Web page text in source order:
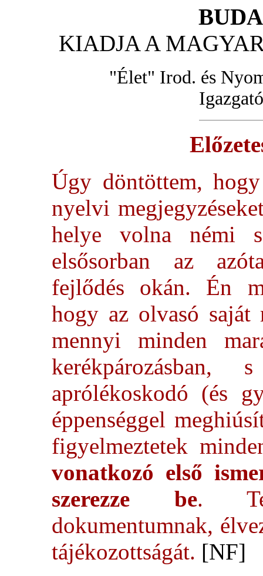
KIADJA A
"Élet" Irod. és
Úgy döntöttem,
nyelvi
helye volna némi
elsősorban az
fejlődés okán. Én
hogy az olvasó saját
mennyi minden
aprólékoskodó (és
éppenséggel
figyelmeztetek
vonatkozó első
szerezze be.
dokumentumnak,
tájékozottságát. [NF]